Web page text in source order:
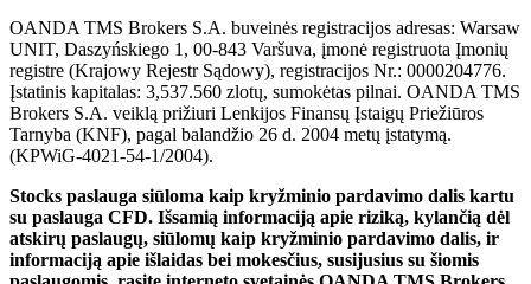
OANDA TMS Brokers S.A. buveinės registracijos adresas: Warsaw
UNIT, Daszyńskiego 1, 00-843 Varšuva, įmonė registruota Įmonių
registre (Krajowy Rejestr Sądowy), registracijos Nr.: 0000204776.
Įstatinis kapitalas: 3,537.560 zlotų, sumokėtas pilnai. OANDA TMS
Brokers S.A. veiklą prižiuri Lenkijos Finansų Įstaigų Priežiūros
Tarnyba (KNF), pagal balandžio 26 d. 2004 metų įstatymą.
(KPWiG-4021-54-1/2004).
Stocks paslauga siūloma kaip kryžminio pardavimo dalis kartu
su paslauga CFD. Išsamią informaciją apie riziką, kylančią dėl
atskirų paslaugų, siūlomų kaip kryžminio pardavimo dalis, ir
informaciją apie išlaidas bei mokesčius, susijusius su šiomis